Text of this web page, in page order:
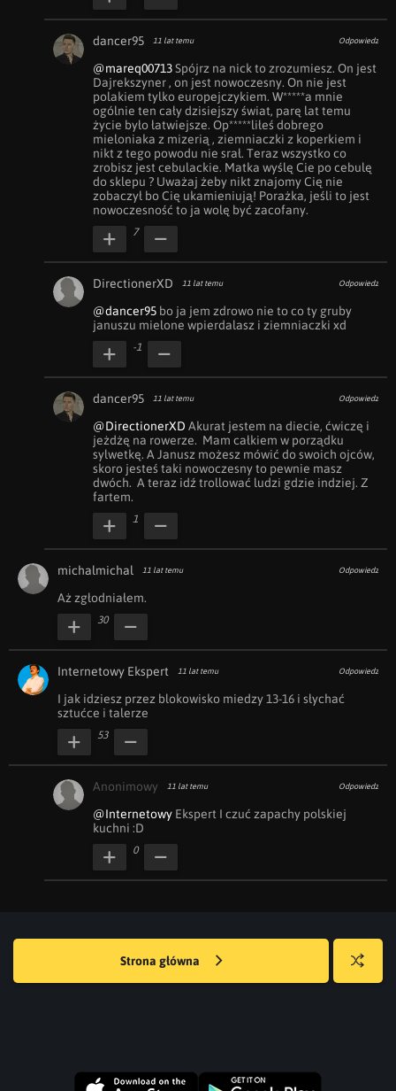
dancer95 11 lat temu Odpowiedz
@mareq00713 Spójrz na nick to zrozumiesz. On jest
Dajrekszyner , on jest nowoczesny. On nie jest
polakiem tylko europejczykiem. W*****a mnie
ogólnie ten cały dzisiejszy świat, parę lat temu
życie było łatwiejsze. Op*****liłeś dobrego
mieloniaka z mizerią , ziemniaczki z koperkiem i
nikt z tego powodu nie srał. Teraz wszystko co
zrobisz jest cebulackie. Matka wyślę Cie po cebulę
do sklepu ? Uważaj żeby nikt znajomy Cię nie
zobaczył bo Cię ukamieniują! Porażka, jeśli to jest
nowoczesność to ja wolę być zacofany.
7
DirectionerXD 11 lat temu Odpowiedz
@dancer95 bo ja jem zdrowo nie to co ty gruby
januszu mielone wpierdalasz i ziemniaczki xd
-1
dancer95 11 lat temu Odpowiedz
@DirectionerXD Akurat jestem na diecie, ćwiczę i
jeżdżę na rowerze.  Mam całkiem w porządku
sylwetkę. A Janusz możesz mówić do swoich ojców,
skoro jesteś taki nowoczesny to pewnie masz
dwóch.  A teraz idź trollować ludzi gdzie indziej. Z
fartem.
1
michalmichal 11 lat temu Odpowiedz
Aż zgłodniałem.
30
Internetowy Ekspert 11 lat temu Odpowiedz
I jak idziesz przez blokowisko miedzy 13-16 i słychać
sztućce i talerze
53
Anonimowy 11 lat temu Odpowiedz
@Internetowy Ekspert I czuć zapachy polskiej
kuchni :D
0
Strona główna